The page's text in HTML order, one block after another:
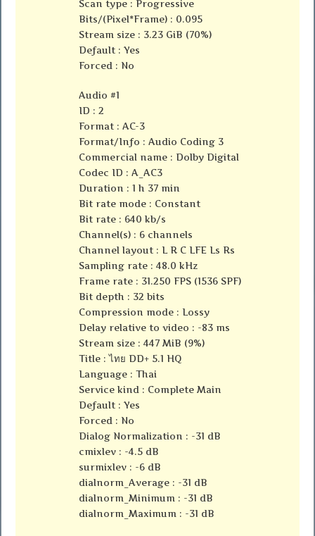
Scan type : Progressive
Bits/(Pixel*Frame) : 0.095
Stream size : 3.23 GiB (70%)
Default : Yes
Forced : No
Audio #1
ID : 2
Format : AC-3
Format/Info : Audio Coding 3
Commercial name : Dolby Digital
Codec ID : A_AC3
Duration : 1 h 37 min
Bit rate mode : Constant
Bit rate : 640 kb/s
Channel(s) : 6 channels
Channel layout : L R C LFE Ls Rs
Sampling rate : 48.0 kHz
Frame rate : 31.250 FPS (1536 SPF)
Bit depth : 32 bits
Compression mode : Lossy
Delay relative to video : -83 ms
Stream size : 447 MiB (9%)
Title : ไทย DD+ 5.1 HQ
Language : Thai
Service kind : Complete Main
Default : Yes
Forced : No
Dialog Normalization : -31 dB
cmixlev : -4.5 dB
surmixlev : -6 dB
dialnorm_Average : -31 dB
dialnorm_Minimum : -31 dB
dialnorm_Maximum : -31 dB